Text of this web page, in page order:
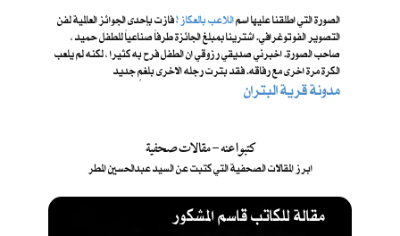
الصورة التي اطلقنا عليها اسم ​اللاعب بالعكاز !فازت بإحدى الجوائز العالمية لفن
التصوير الفوتوغرافي. اشترينا بمبلغ الجائزة طرفاً صناعياً للطفل حميد ،
صاحب الصورة. اخبرني صديقي رزوقي ان الطفل فرح به كثيرا ، لكنه لم يلعب
الكرة مرة اخرى مع رفاقه. فقد بترت رجله الاخرى بلغمٍ جديد
مدونة قرية البتران
كتبوا عنه - مقالات صحفية
ابرز المقالات الصحفية التي كتبت عن السيد عبدالحسين المطر
مقالة للكاتب قاسم المشكور